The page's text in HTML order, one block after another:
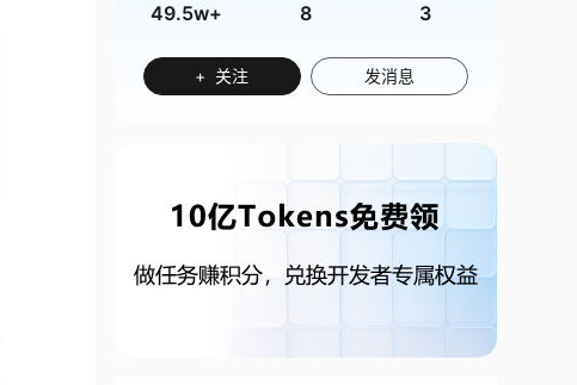
49.5w+ 8 3
+ 关注 发消息